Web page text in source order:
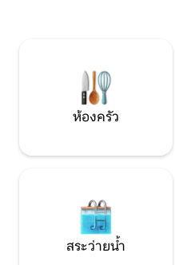
ใจกลางเมืองเบลเกรดเพียง 20
ห้องครัว
สระว่ายน้ำ